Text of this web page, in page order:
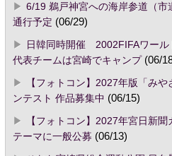
6/19 鵜戸神宮への海岸参道（
通行予定 (06/29)
日韓同時開催 2002FIFAワール
代表チームは宮崎でキャンプ(06/
【フォトコン】2027年版「み
ンテスト 作品募集中 (06/15)
【フォトコン】2027年宮日新
テーマに一般公募 (06/13)